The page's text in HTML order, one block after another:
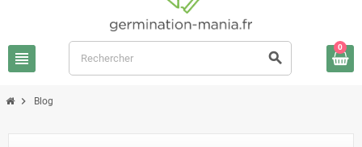
view_headline search
0
chevron_right Blog